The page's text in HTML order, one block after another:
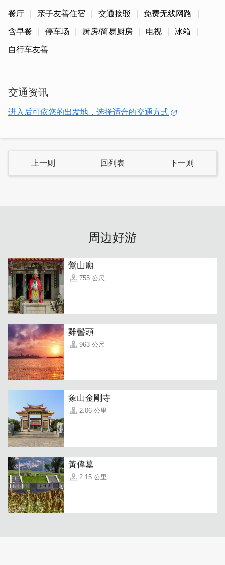
建筑本体是典型的「五脚基洋楼」，整体墙身结构以下缘花
岗岩石板条砌成，上方以斗砌砖墙，屋身构造为下缘斗砌砖
墙，上缘抹灰，搭配硬山搁檩的屋身构造，既有美感也兼顾
实用。屋外有前回廊，屋里墙面则保留了完整的交趾陶装饰
室内空间分为两层楼，每层皆为一房一厅一卫的格局。设计
灵感来自「老上海」风格，大量使用实木家俱与沉稳色调营
造出怀旧又雅致的氛围，搭配欧洲古典油画与青花瓷摆设，
处处体现主人的品味与细节讲究。曾历经战火的屋体，也保
留当年留下的「枪口孔」，如今已巧妙转化为摆设平台与实
餐厅 亲子友善住宿 交通接驳 免费无线网路
含早餐 停车场 厨房/简易厨房 电视 冰箱
自行车友善
交通资讯
进入后可依您的出发地，选择适合的交通方式
上一则 回列表 下一则
周边好游
鶯山廟
755 公尺
雞髻頭
963 公尺
象山金剛寺
2.06 公里
黃偉墓
2.15 公里